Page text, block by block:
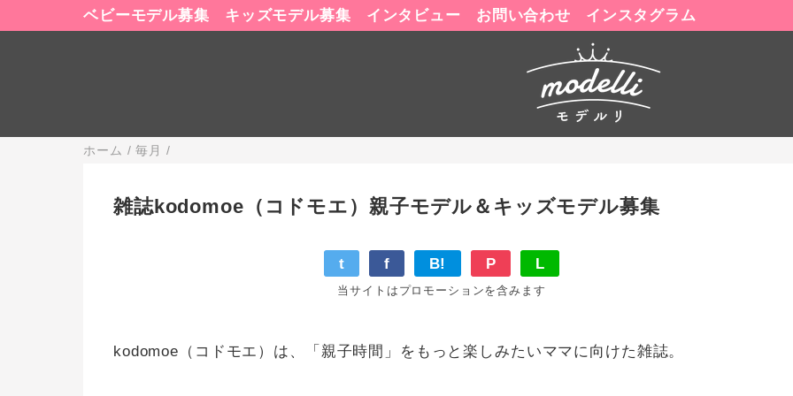
ベビーモデル募集 キッズモデル募集 インタビュー お問い合わせ インスタグラム
ホーム /毎月 /
雑誌kodomoe（コドモエ）親子モデル＆キッズモデル募集
t f B! P L
当サイトはプロモーションを含みます
kodomoe（コドモエ）は、「親子時間」をもっと楽しみたいママに向けた雑誌。